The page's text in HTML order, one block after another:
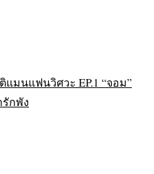
ติแมนแฟนวิศวะ EP.1 “จอม”
กพัง